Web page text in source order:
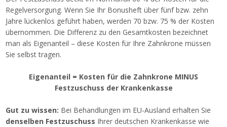
Regelversorgung. Wenn Sie Ihr Bonusheft über fünf bzw. zehn
Jahre lückenlos geführt haben, werden 70 bzw. 75 % der Kosten
übernommen. Die Differenz zu den Gesamtkosten bezeichnet
man als Eigenanteil – diese Kosten für Ihre Zahnkrone müssen
Sie selbst tragen.
Eigenanteil = Kosten für die Zahnkrone MINUS
Festzuschuss der Krankenkasse
Gut zu wissen: Bei Behandlungen im EU-Ausland erhalten Sie
denselben Festzuschuss Ihrer deutschen Krankenkasse wie